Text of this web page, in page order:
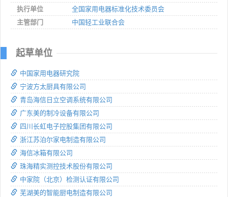
执行单位
全国家用电器标准化技术委员会
主管部门
中国轻工业联合会
起草单位
中国家用电器研究院
宁波方太厨具有限公司
青岛海信日立空调系统有限公司
广东美的制冷设备有限公司
四川长虹电子控股集团有限公司
浙江苏泊尔家电制造有限公司
海信冰箱有限公司
珠海精实测控技术股份有限公司
中家院（北京）检测认证有限公司
芜湖美的智能厨电制造有限公司